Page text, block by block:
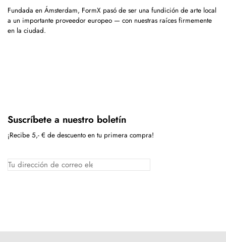
Fundada en Ámsterdam, FormX pasó de ser una fundición de arte local
a un importante proveedor europeo — con nuestras raíces firmemente
en la ciudad.
Suscríbete a nuestro boletín
¡Recibe 5,- € de descuento en tu primera compra!